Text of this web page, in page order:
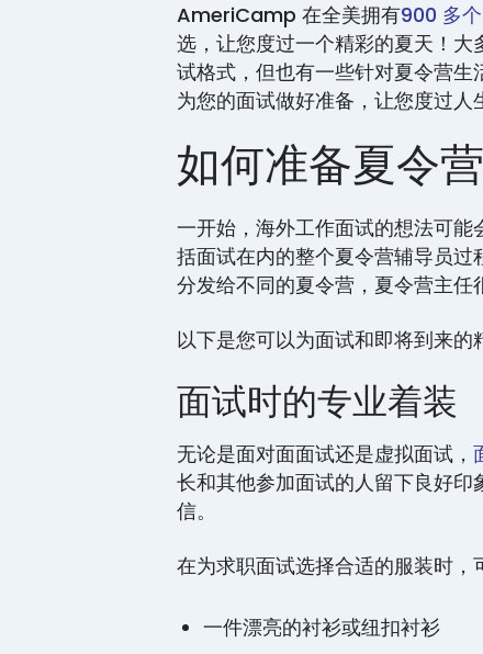
AmeriCamp 在全美拥有900 多
选，让您度过一个精彩的夏天！
试格式，但也有一些针对夏令营
为您的面试做好准备，让您度过人
如何准备夏令
一开始，海外工作面试的想法可
括面试在内的整个夏令营辅导员
分发给不同的夏令营，夏令营主任
以下是您可以为面试和即将到来的
面试时的专业着装
无论是面对面面试还是虚拟面试，
长和其他参加面试的人留下良好
信。
在为求职面试选择合适的服装时，
一件漂亮的衬衫或纽扣衬衫